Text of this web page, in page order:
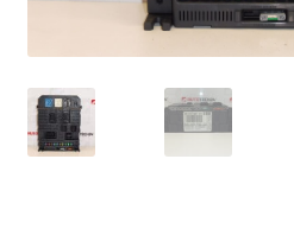
Παγκόσμια αποστολή
Παράπονα